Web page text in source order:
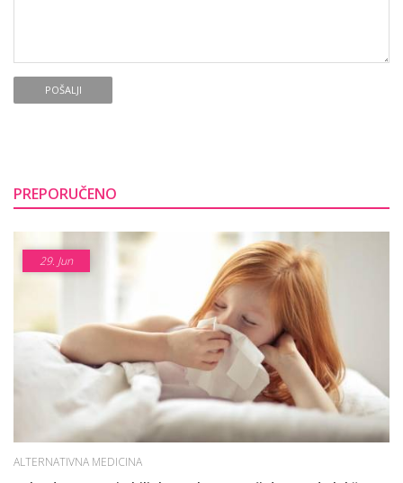
POŠALJI
PREPORUČENO
29. Jun
ALTERNATIVNA MEDICINA